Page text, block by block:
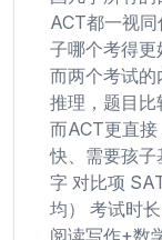
ACT都一视
子哪个考得更
而两个考试
推理，题目比
而ACT更直
快、需要孩
字 对比项
均） 考试时
阅读写作+数